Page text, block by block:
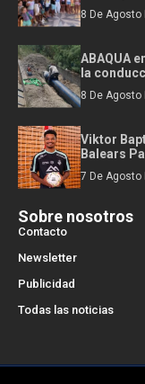
8 De Agosto
ABAQUA
la
8 De Agosto
Viktor
Balears
7 De Agosto
Sobre nosotros
Contacto
Newsletter
Publicidad
Todas las noticias